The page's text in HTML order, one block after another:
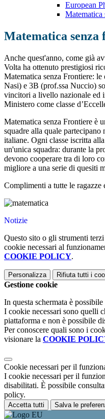
European
Matematica
Matematica senza
Anche quest'anno, come già
Volta ha ottenuto prestigiosi
Matematica senza Frontiere:
Nasi) e 3B (prof.ssa Nuccio)
vincitori a livello nazionale ed
Ministero come classe
Matematica senza Frontiere è
squadre alla quale
italiane. Ogni classe iscritta
un'unica squadra: durante la
devono cooperare tra di loro
migliore a una serie di quesiti
Complimenti a tutte le
Notizie
Questo sito o gli strumenti
cookie necessari al
COOKIE POLICY.
Personalizza Rifiuta tutti i
Gestione cookie
In questa schermata è
I cookie necessari sono quelli
piattaforma e non è possibile
Per conoscere quali sono i
visionare la COOKIE
Cookie necessari per il
I cookie necessari per il
disabilitati. È possibile
policy.
Accetta tutti Salva le